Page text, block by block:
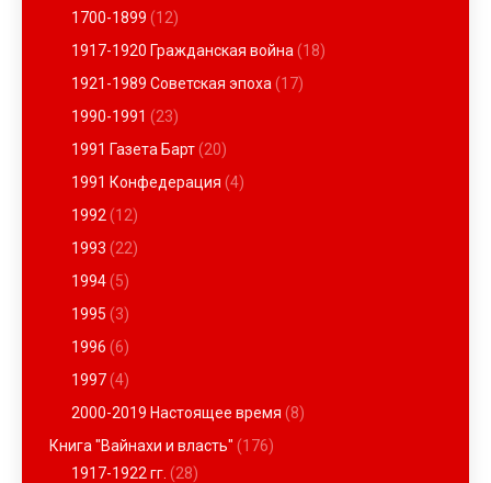
1700-1899 (12)
1917-1920 Гражданская война (18)
1921-1989 Советская эпоха (17)
1990-1991 (23)
1991 Газета Барт(20)
1991 Конфедерация (4)
1992 (12)
1993 (22)
1994(5)
1995 (3)
1996 (6)
1997(4)
2000-2019 Настоящее время (8)
Книга "Вайнахи и власть" (176)
1917-1922 гг. (28)